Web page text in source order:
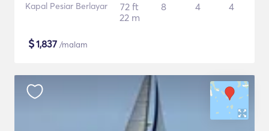
Kapal Pesiar Berlayar
72 ft
22 m
8 4 4
$1,837 /malam